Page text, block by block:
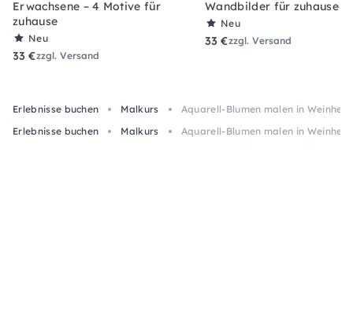
Erwachsene – 4 Motive für
zuhause
Neu
33 €zzgl. Versand
Wandbilder für zuhause
Neu
33 €zzgl. Versand
Erlebnisse buchen Malkurs
Aquarell-Blumen malen in
Erlebnisse buchen
Malkurs Aquarell-Blumen malen in